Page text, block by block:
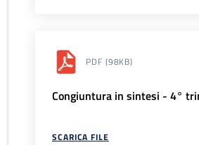
PDF (98KB)
Congiuntura in sintesi - 4°
SCARICA FILE